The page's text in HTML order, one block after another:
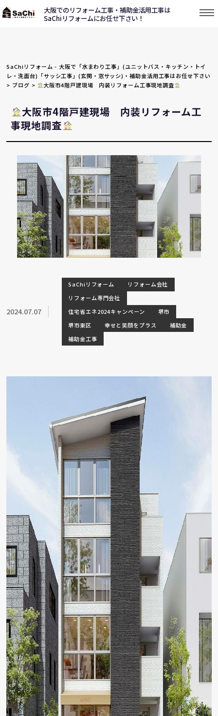
大阪でのリフォーム工事・補助金活用工事は
SaChiリフォームにお任せ下さい！
SaChiリフォーム - 大阪で「水まわり工事」(ユニットバス・キッチン・トイ
レ・洗面台)「サッシ工事」(玄関・窓サッシ)・補助金活用工事はお任せ下さい
> ブログ > 大阪市4階戸建現場 内装リフォーム工事現地調査
大阪市4階戸建現場 内装リフォーム工
事現地調査
2024.07.07
SaChiリフォーム
リフォーム会社
リフォーム専門会社
住宅省エネ2024キャンペーン
堺市
堺市東区
幸せと笑顔をプラス
補助金
補助金工事